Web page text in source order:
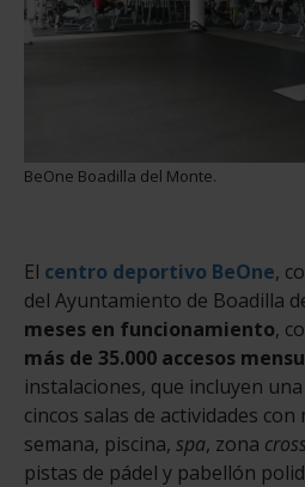
BeOne Boadilla del Monte.
El centro deportivo BeOne,
del Ayuntamiento de Boadilla
meses en funcionamiento,
más de 35.000 accesos
instalaciones, que incluyen
cincos salas de actividades con
semana, piscina, spa, zona cross
pistas de pádel y pabellón